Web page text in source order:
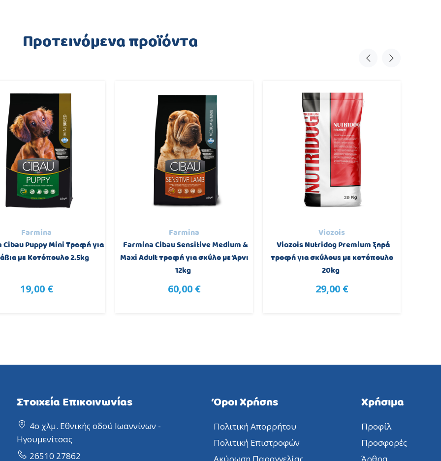
Προτεινόμενα προϊόντα
Farmina
Puppy Mini Τροφή για
με Κοτόπουλο 2.5kg
19,00 €
Farmina
Farmina Cibau Sensitive Medium &
Maxi Adult τροφή για σκύλο με Άρνι
12kg
60,00 €
Viozois
Viozois Nutridog Premium ξηρά
τροφή για σκύλους με κοτόπουλο
20kg
29,00 €
Στοιχεία Επικοινωνίας
4ο χλμ. Εθνικής οδού Ιωαννίνων -
Ηγουμενίτσας
26510 27862
Όροι Χρήσης
Πολιτική Απορρήτου
Πολιτική Επιστροφών
Ακύρωση Παραγγελίας
Χρήσιμα
Προφίλ
Προσφορές
Άρθρα